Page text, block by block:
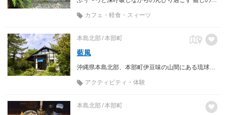
カフェ・軽食・スィーツ
本島北部 本部町
藍風
沖縄県本島北部、本部町伊豆味の山間にある琉球藍染め工房です。 藍の葉から泥藍を造り、天然発酵建てで丁寧に染めています。
アクティビティ・体験
本島北部 本部町